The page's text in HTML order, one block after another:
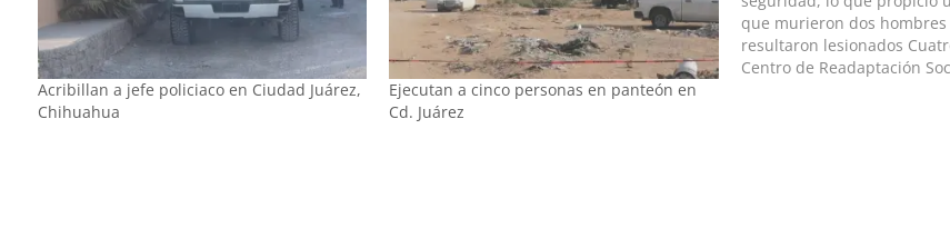
Acribillan a jefe policiaco en Ciudad Juárez,
Chihuahua
Ejecutan a cinco personas en panteón en
Cd. Juárez
que murieron dos
resultaron lesionados
Centro de Readaptación